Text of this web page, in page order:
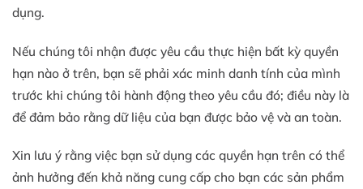
dụng.
Nếu chúng tôi nhận được yêu cầu thực hiện bất kỳ quyền
hạn nào ở trên, bạn sẽ phải xác minh danh tính của mình
trước khi chúng tôi hành động theo yêu cầu đó; điều này là
để đảm bảo rằng dữ liệu của bạn được bảo vệ và an toàn.
Xin lưu ý rằng việc bạn sử dụng các quyền hạn trên có thể
ảnh hưởng đến khả năng cung cấp cho bạn các sản phẩm